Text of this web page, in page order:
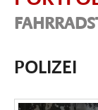
POLIZEI